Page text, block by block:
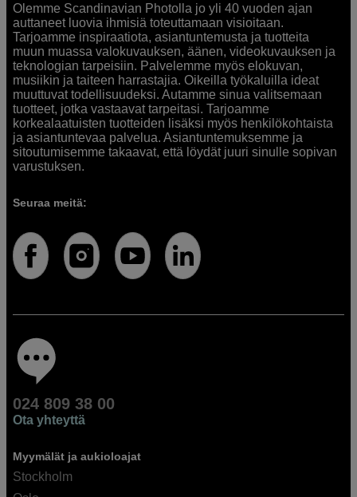
Olemme Scandinavian Photolla jo yli 40 vuoden ajan
auttaneet luovia ihmisiä toteuttamaan visioitaan.
Tarjoamme inspiraatiota, asiantuntemusta ja tuotteita
muun muassa valokuvauksen, äänen, videokuvauksen ja
teknologian tarpeisiin. Palvelemme myös elokuvan,
musiikin ja taiteen harrastajia. Oikeilla työkaluilla ideat
muuttuvat todellisuudeksi. Autamme sinua valitsemaan
tuotteet, jotka vastaavat tarpeitasi. Tarjoamme
korkealaatuisten tuotteiden lisäksi myös henkilökohtaista
ja asiantuntevaa palvelua. Asiantuntemuksemme ja
sitoutumisemme takaavat, että löydät juuri sinulle sopivan
varustuksen.
Seuraa meitä:
024 809 38 00
Ota yhteyttä
Myymälät ja aukioloajat
Stockholm